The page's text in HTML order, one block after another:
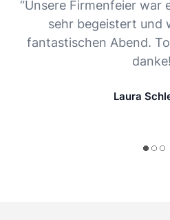
“Unsere Firmenfeier war
sehr begeistert und
fantastischen Abend.
Laura